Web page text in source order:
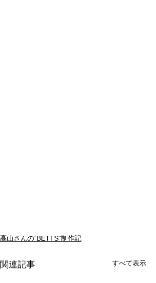
高山さんの”BETTS"制作記
関連記事 すべて表示